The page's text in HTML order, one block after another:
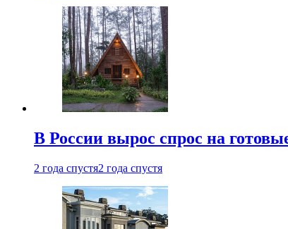
В России вырос спрос на
2 года спустя2 года спустя